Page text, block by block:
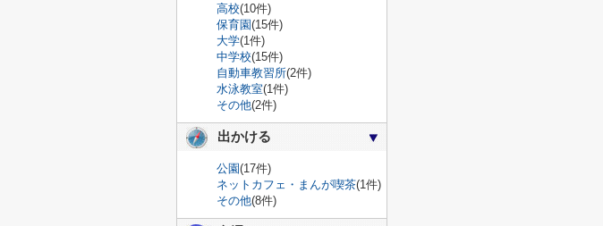
高校(10件)
保育園(15件)
大学(1件)
中学校(15件)
自動車教習所(2件)
水泳教室(1件)
その他(2件)
出かける
公園(17件)
ネットカフェ・まんが喫茶(1件)
その他(8件)